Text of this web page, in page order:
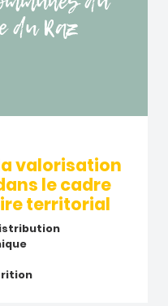
du Raz
valorisation
le cadre
territorial